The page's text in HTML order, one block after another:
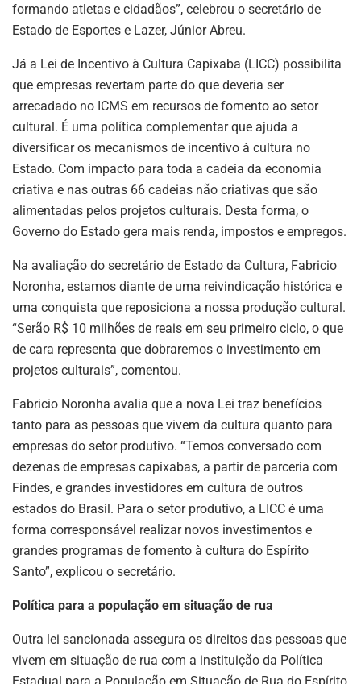
formando atletas e cidadãos”, celebrou o secretário de
Estado de Esportes e Lazer, Júnior Abreu.
Já a Lei de Incentivo à Cultura Capixaba (LICC) possibilita
que empresas revertam parte do que deveria ser
arrecadado no ICMS em recursos de fomento ao setor
cultural. É uma política complementar que ajuda a
diversificar os mecanismos de incentivo à cultura no
Estado. Com impacto para toda a cadeia da economia
criativa e nas outras 66 cadeias não criativas que são
alimentadas pelos projetos culturais. Desta forma, o
Governo do Estado gera mais renda, impostos e empregos.
Na avaliação do secretário de Estado da Cultura, Fabricio
Noronha, estamos diante de uma reivindicação histórica e
uma conquista que reposiciona a nossa produção cultural.
“Serão R$ 10 milhões de reais em seu primeiro ciclo, o que
de cara representa que dobraremos o investimento em
projetos culturais”, comentou.
Fabricio Noronha avalia que a nova Lei traz benefícios
tanto para as pessoas que vivem da cultura quanto para
empresas do setor produtivo. “Temos conversado com
dezenas de empresas capixabas, a partir de parceria com
Findes, e grandes investidores em cultura de outros
estados do Brasil. Para o setor produtivo, a LICC é uma
forma corresponsável realizar novos investimentos e
grandes programas de fomento à cultura do Espírito
Santo”, explicou o secretário.
Política para a população em situação de rua
Outra lei sancionada assegura os direitos das pessoas que
vivem em situação de rua com a instituição da Política